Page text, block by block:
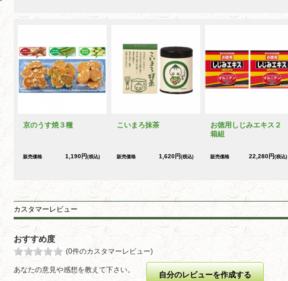
京のうす焼３種
販売価格 1,190円(税込)
こいまろ抹茶
販売価格 1,620円(税込)
お徳用しじみエキス２
箱組
販売価格 22,280円(税込)
カスタマーレビュー
おすすめ度
(0件のカスタマーレビュー)
あなたの意見や感想を教えて下さい。
自分のレビューを作成する